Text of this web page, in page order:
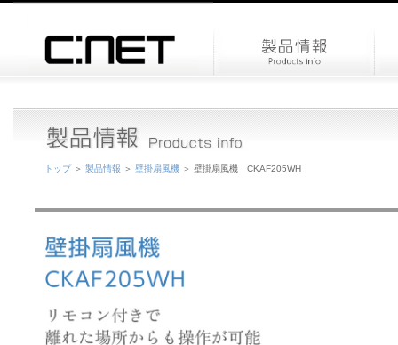
トップ＞ 製品情報 ＞ 壁掛扇風機 ＞ 壁掛扇風機 CKAF205WH